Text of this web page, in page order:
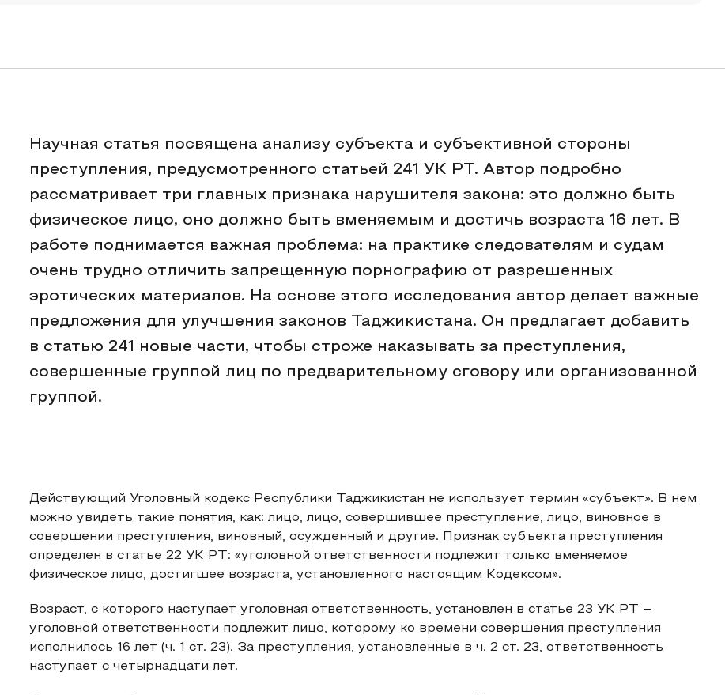
Научная статья посвящена анализу субъекта и субъективной стороны
преступления, предусмотренного статьей 241 УК РТ. Автор подробно
рассматривает три главных признака нарушителя закона: это должно быть
физическое лицо, оно должно быть вменяемым и достичь возраста 16 лет. В
работе поднимается важная проблема: на практике следователям и судам
очень трудно отличить запрещенную порнографию от разрешенных
эротических материалов. На основе этого исследования автор делает важные
предложения для улучшения законов Таджикистана. Он предлагает добавить
в статью 241 новые части, чтобы строже наказывать за преступления,
совершенные группой лиц по предварительному сговору или организованной
группой.
Действующий Уголовный кодекс Республики Таджикистан не использует термин «субъект». В нем
можно увидеть такие понятия, как: лицо, лицо, совершившее преступление, лицо, виновное в
совершении преступления, виновный, осужденный и другие. Признак субъекта преступления
определен в статье 22 УК РТ: «уголовной ответственности подлежит только вменяемое
физическое лицо, достигшее возраста, установленного настоящим Кодексом».
Возраст, с которого наступает уголовная ответственность, установлен в статье 23 УК РТ –
уголовной ответственности подлежит лицо, которому ко времени совершения преступления
исполнилось 16 лет (ч. 1 ст. 23). За преступления, установленные в ч. 2 ст. 23, ответственность
наступает с четырнадцати лет.